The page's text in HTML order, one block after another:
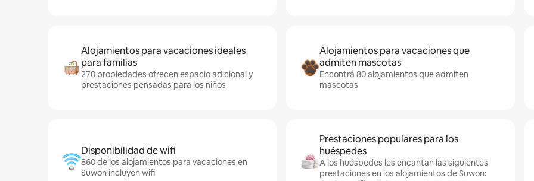
Alojamientos para vacaciones ideales
para familias
270 propiedades ofrecen espacio adicional y
prestaciones pensadas para los niños
Alojamientos para vacaciones que
admiten mascotas
Encontrá 80 alojamientos que admiten
mascotas
Disponibilidad de wifi
860 de los alojamientos para vacaciones en
Suwon incluyen wifi
Prestaciones populares para los
huéspedes
A los huéspedes les encantan las siguientes
prestaciones en los alojamientos de Suwon: